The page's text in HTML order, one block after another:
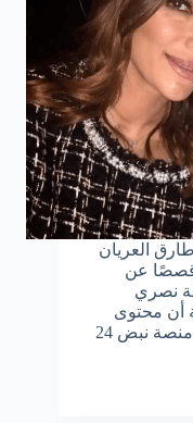
العريان
قصصًا عن
نصري
أن محتوى
هذه المكالمة هو السبب في طلاقهما. منصة نبض 24